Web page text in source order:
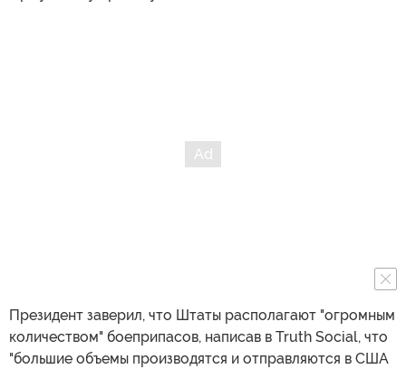
Президент заверил, что Штаты располагают "огромным
количеством" боеприпасов, написав в Truth Social, что
"большие объемы производятся и отправляются в США